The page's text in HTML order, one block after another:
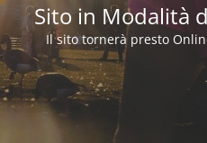
Sito in Modalità
Il sito tornerà presto